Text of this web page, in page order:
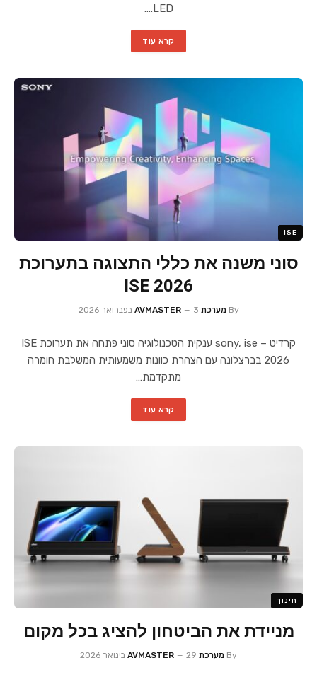
LED.…
קרא עוד
ISE
סוני משנה את כללי התצוגה בתערוכת
ISE 2026
By מערכת AVMASTER 3 בפברואר 2026
קרדיט – sony, ise ענקית הטכנולוגיה סוני פתחה את תערוכת ISE
2026 בברצלונה עם הצהרת כוונות משמעותית המשלבת חומרה
מתקדמת…
קרא עוד
חינוך
מניידת את הביטחון להציג בכל מקום
By מערכת AVMASTER 29 בינואר 2026